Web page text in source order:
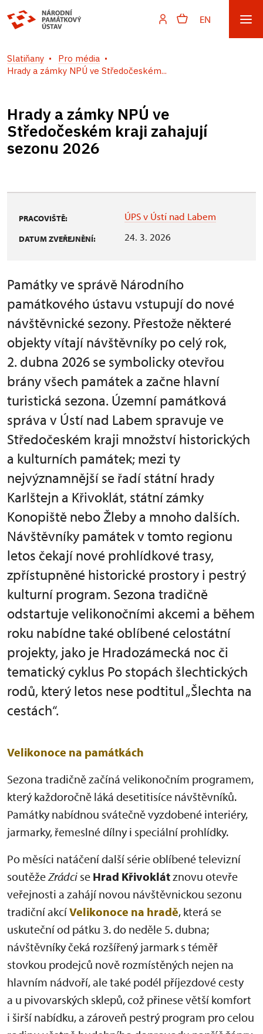
EN
Slatiňany
Pro média
Hrady a zámky NPÚ ve Středočeském...
Hrady a zámky NPÚ ve
Středočeském kraji zahajují
sezonu 2026
PRACOVIŠTĚ: ÚPS v Ústí nad Labem
DATUM ZVEŘEJNĚNÍ: 24. 3. 2026
Památky ve správě Národního
památkového ústavu vstupují do nové
návštěvnické sezony. Přestože některé
objekty vítají návštěvníky po celý rok,
2. dubna 2026 se symbolicky otevřou
brány všech památek a začne hlavní
turistická sezona. Územní památková
správa v Ústí nad Labem spravuje ve
Středočeském kraji množství historických
a kulturních památek; mezi ty
nejvýznamnější se řadí státní hrady
Karlštejn a Křivoklát, státní zámky
Konopiště nebo Žleby a mnoho dalších.
Návštěvníky památek v tomto regionu
letos čekají nové prohlídkové trasy,
zpřístupněné historické prostory i pestrý
kulturní program. Sezona tradičně
odstartuje velikonočními akcemi a během
roku nabídne také oblíbené celostátní
projekty, jako je Hradozámecká noc či
tematický cyklus Po stopách šlechtických
rodů, který letos nese podtitul „Šlechta na
cestách“.
Velikonoce na památkách
Sezona tradičně začíná velikonočním programem,
který každoročně láká desetitisíce návštěvníků.
Památky nabídnou svátečně vyzdobené interiéry,
jarmarky, řemeslné dílny i speciální prohlídky.
Po měsíci natáčení další série oblíbené televizní
soutěžeZrádci se Hrad Křivoklátznovu otevře
veřejnosti a zahájí novou návštěvnickou sezonu
tradiční akcíVelikonoce na hradě, která se
uskuteční od pátku 3. do neděle 5. dubna;
návštěvníky čeká rozšířený jarmark s téměř
stovkou prodejců nově rozmístěných nejen na
hlavním nádvoří, ale také podél příjezdové cesty
a u pivovarských sklepů, což přinese větší komfort
i širší nabídku, a zároveň pestrý program pro celou